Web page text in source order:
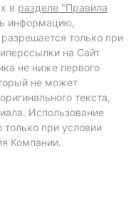
в разделе "Правила
информацию,
только при
на Сайт
не ниже первого
не может
текста,
Использование
при условии
Компании.